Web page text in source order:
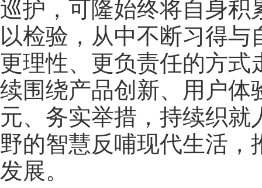
巡护，可隆始终将自身积
以检验，从中不断习得
更理性、更负责任的方式
续围绕产品创新、用户体
元、务实举措，持续织
野的智慧反哺现代生活
发展。